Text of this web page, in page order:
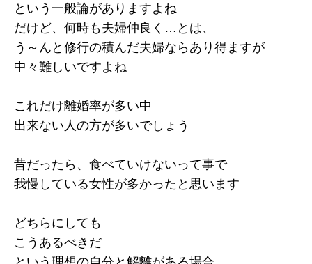
という一般論がありますよね
だけど、何時も夫婦仲良く…とは、
う～んと修行の積んだ夫婦ならあり得ますが
中々難しいですよね
これだけ離婚率が多い中
出来ない人の方が多いでしょう
昔だったら、食べていけないって事で
我慢している女性が多かったと思います
どちらにしても
こうあるべきだ